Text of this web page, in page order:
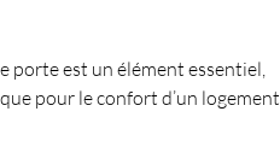
porte est un élément essentiel,
pour le confort d’un logement